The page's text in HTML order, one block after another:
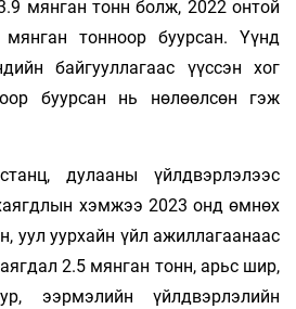
мянган тонн болж, 2022 онтой
мянган тонноор буурсан. Үүнд
байгууллагаас үүссэн хог
буурсан нь нөлөөлсөн гэж
дулааны үйлдвэрлэлээс
хэмжээ 2023 онд өмнөх
уул уурхайн үйл ажиллагаанаас
2.5 мянган тонн, арьс шир,
ээрмэлийн үйлдвэрлэлийн